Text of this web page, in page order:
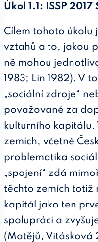
Úkol 1.1: ISSP
Cílem tohoto úkolu
vztahů a to, jakou
ně mohou
1983; Lin 1982). V
„sociální zdroje“
považované za
kulturního kapitálu.
zemích, včetně
problematika
„spojení“ zdá
těchto zemích totiž
kapitál jako ten
spolupráci a
(Matějů, Vitásková